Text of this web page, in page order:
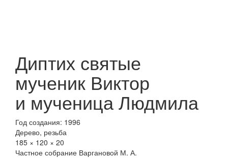
Диптих святые
мученик Виктор
и мученица Людмила
Год создания: 1996
Дерево, резьба
185 × 120 × 20
Частное собрание Варгановой М. А.